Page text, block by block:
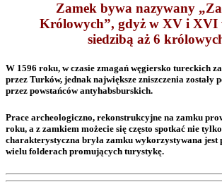
Zamek bywa nazywany
Królowych”, gdyż w XV i XVI
siedzibą aż 6
W 1596 roku, w czasie zmagań węgiersko tureckich
przez Turków, jednak największe zniszczenia zostały
przez powstańców antyhabsburskich.
Prace archeologiczno, rekonstrukcyjne na zamku
roku, a z zamkiem możecie się często spotkać nie
charakterystyczna bryła zamku wykorzystywana jest
wielu folderach promujących turystykę.